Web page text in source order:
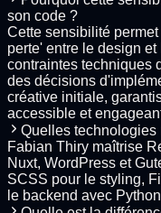
son code ?
Cette sensibilité
perte' entre le design
contraintes techniques
des décisions
créative initiale,
accessible et
Quelles
Fabian Thiry maîtrise
Nuxt, WordPress et
SCSS pour le styling,
le backend avec